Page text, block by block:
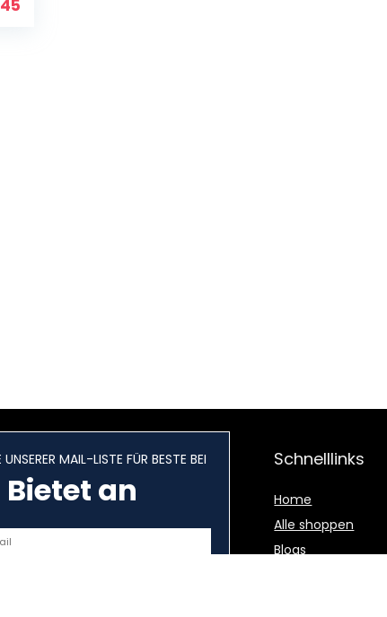
UNSERER MAIL-LISTE FÜR BESTE BEI
Bietet an
Schnelllinks
Home
Alle shoppen
Blogs